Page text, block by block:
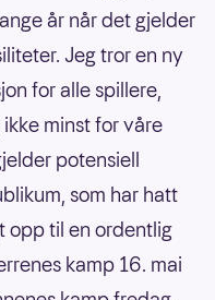
år når det gjelder
Jeg tror en ny
for alle spillere,
minst for våre
potensiell
som har hatt
opp til en ordentlig
kamp 16. mai